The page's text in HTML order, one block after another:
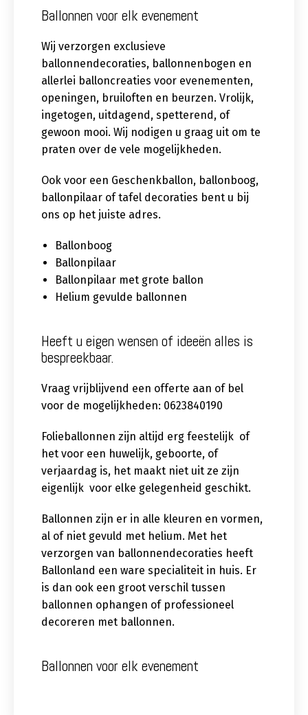
Ballonnen voor elk evenement
Wij verzorgen exclusieve
ballonnendecoraties, ballonnenbogen en
allerlei balloncreaties voor evenementen,
openingen, bruiloften en beurzen. Vrolijk,
ingetogen, uitdagend, spetterend, of
gewoon mooi. Wij nodigen u graag uit om te
praten over de vele mogelijkheden.
Ook voor een Geschenkballon, ballonboog,
ballonpilaar of tafel decoraties bent u bij
ons op het juiste adres.
Ballonboog
Ballonpilaar
Ballonpilaar met grote ballon
Helium gevulde ballonnen
Heeft u eigen wensen of ideeën alles is
bespreekbaar.
Vraag vrijblijvend een offerte aan of bel
voor de mogelijkheden: 0623840190
Folieballonnen zijn altijd erg feestelijk of
het voor een huwelijk, geboorte, of
verjaardag is, het maakt niet uit ze zijn
eigenlijk voor elke gelegenheid geschikt.
Ballonnen zijn er in alle kleuren en vormen,
al of niet gevuld met helium. Met het
verzorgen van ballonnendecoraties heeft
Ballonland een ware specialiteit in huis. Er
is dan ook een groot verschil tussen
ballonnen ophangen of professioneel
decoreren met ballonnen.
Ballonnen voor elk evenement